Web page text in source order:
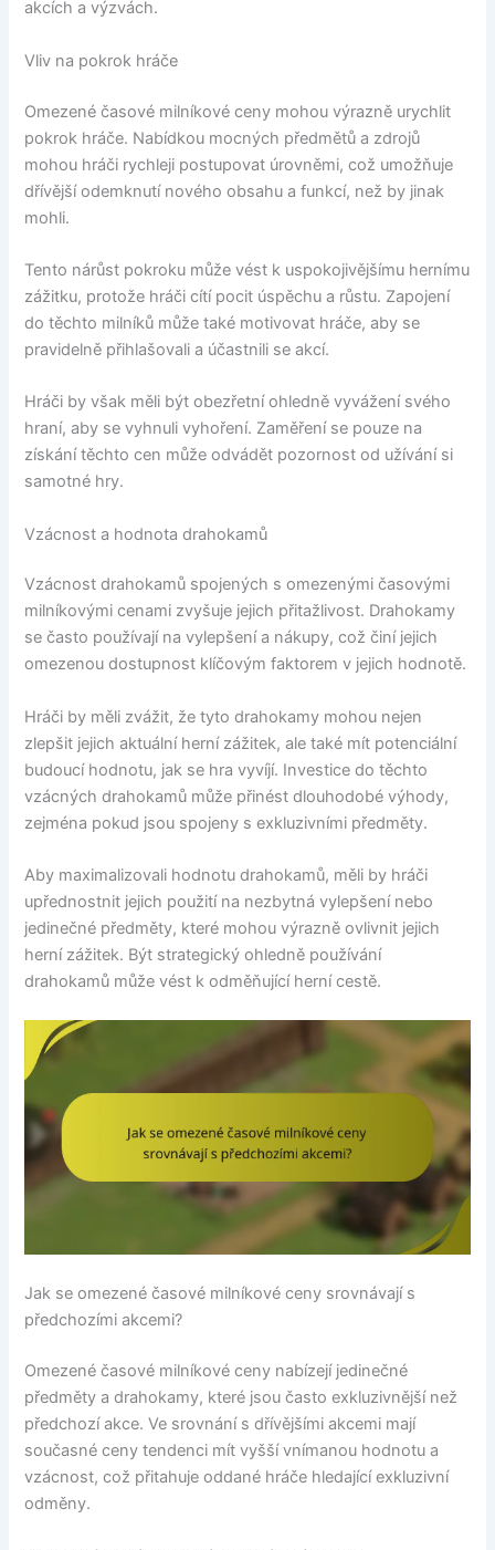
akcích a výzvách.
Vliv na pokrok hráče
Omezené časové milníkové ceny mohou výrazně urychlit
pokrok hráče. Nabídkou mocných předmětů a zdrojů
mohou hráči rychleji postupovat úrovněmi, což umožňuje
dřívější odemknutí nového obsahu a funkcí, než by jinak
mohli.
Tento nárůst pokroku může vést k uspokojivějšímu hernímu
zážitku, protože hráči cítí pocit úspěchu a růstu. Zapojení
do těchto milníků může také motivovat hráče, aby se
pravidelně přihlašovali a účastnili se akcí.
Hráči by však měli být obezřetní ohledně vyvážení svého
hraní, aby se vyhnuli vyhoření. Zaměření se pouze na
získání těchto cen může odvádět pozornost od užívání si
samotné hry.
Vzácnost a hodnota drahokamů
Vzácnost drahokamů spojených s omezenými časovými
milníkovými cenami zvyšuje jejich přitažlivost. Drahokamy
se často používají na vylepšení a nákupy, což činí jejich
omezenou dostupnost klíčovým faktorem v jejich hodnotě.
Hráči by měli zvážit, že tyto drahokamy mohou nejen
zlepšit jejich aktuální herní zážitek, ale také mít potenciální
budoucí hodnotu, jak se hra vyvíjí. Investice do těchto
vzácných drahokamů může přinést dlouhodobé výhody,
zejména pokud jsou spojeny s exkluzivními předměty.
Aby maximalizovali hodnotu drahokamů, měli by hráči
upřednostnit jejich použití na nezbytná vylepšení nebo
jedinečné předměty, které mohou výrazně ovlivnit jejich
herní zážitek. Být strategický ohledně používání
drahokamů může vést k odměňující herní cestě.
Jak se omezené časové milníkové ceny srovnávají s
předchozími akcemi?
Omezené časové milníkové ceny nabízejí jedinečné
předměty a drahokamy, které jsou často exkluzivnější než
předchozí akce. Ve srovnání s dřívějšími akcemi mají
současné ceny tendenci mít vyšší vnímanou hodnotu a
vzácnost, což přitahuje oddané hráče hledající exkluzivní
odměny.